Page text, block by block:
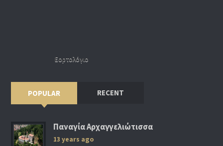
Εορτολόγιο
POPULAR RECENT
Παναγία Αρχαγγελιώτισσα
13 years ago